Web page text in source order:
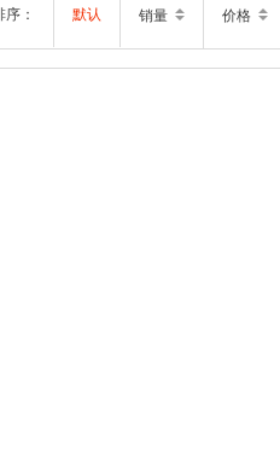
序： 默认 销量 价格